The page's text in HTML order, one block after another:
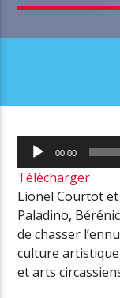
Lecteur
audio
00:00
Télécharger
Lionel Courtot
Paladino,
de chasser
culture artistique
et arts